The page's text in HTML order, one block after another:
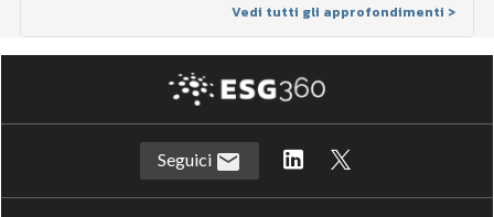
Vedi tutti gli approfondimenti >
Seguici